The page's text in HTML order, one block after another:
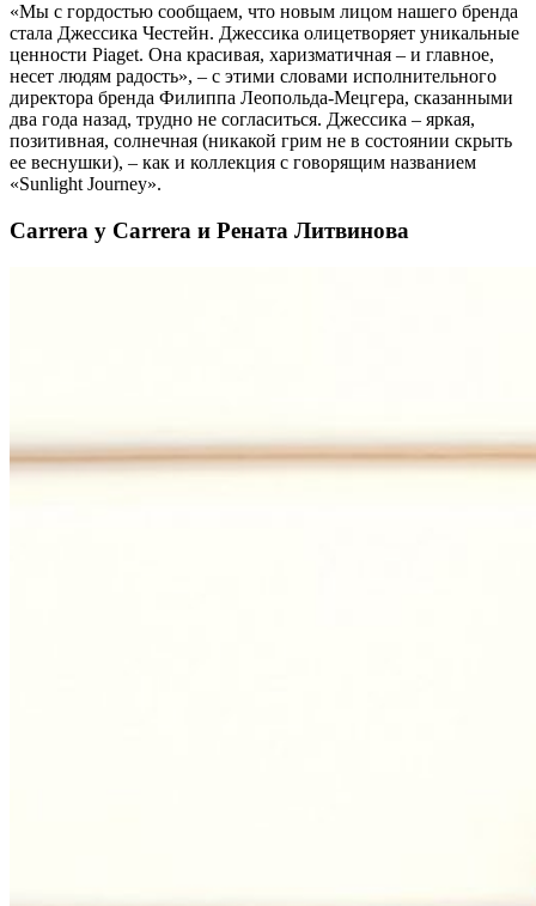
«Мы с гордостью сообщаем, что новым лицом нашего бренда
стала Джессика Честейн. Джессика олицетворяет уникальные
ценности Piaget. Она красивая, харизматичная – и главное,
несет людям радость», – с этими словами исполнительного
директора бренда Филиппа Леопольда-Мецгера, сказанными
два года назад, трудно не согласиться. Джессика – яркая,
позитивная, солнечная (никакой грим не в состоянии скрыть
ее веснушки), – как и коллекция с говорящим названием
«Sunlight Journey».
Carrera y Carrera и Рената Литвинова